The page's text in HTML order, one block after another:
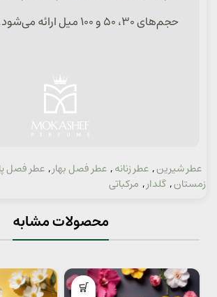
حجم‌های ۳۰، ۵۰ و ۱۰۰ میل ارائه می‌شود.
عطر شیرین, عطر زنانه, عطر فصل بهار, عطر فصل
زمستان, گلدار, مرکباتی
محصولات مشابه